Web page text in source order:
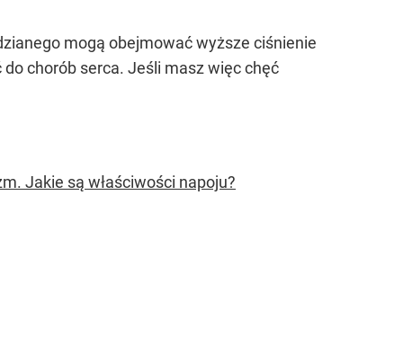
mogą obejmować wyższe ciśnienie
chorób serca. Jeśli masz więc chęć
Jakie są właściwości napoju?